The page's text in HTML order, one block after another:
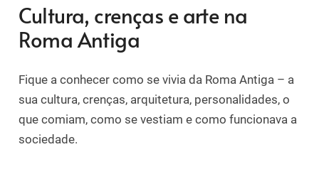
Cultura, crenças e arte na
Roma Antiga
Fique a conhecer como se vivia da Roma Antiga – a
sua cultura, crenças, arquitetura, personalidades, o
que comiam, como se vestiam e como funcionava a
sociedade.